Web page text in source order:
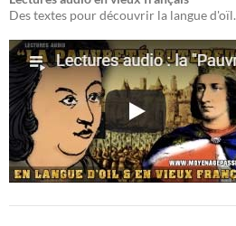
Des textes pour découvrir la langue d'oïl.